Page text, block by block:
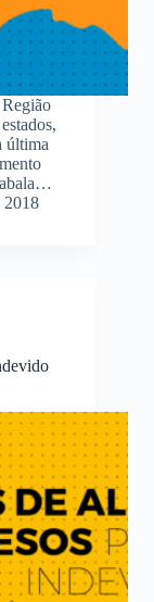
última
abala…
2018